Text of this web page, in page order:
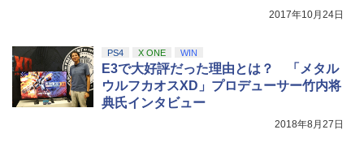
2017年10月24日
PS4 X ONE WIN
E3で大好評だった理由とは？ 「メタル
ウルフカオスXD」プロデューサー竹内将
典氏インタビュー
2018年8月27日